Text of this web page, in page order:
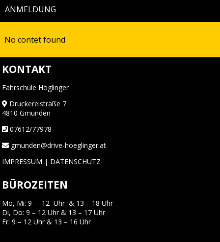
ANMELDUNG
No contet found
KONTAKT
Fahrschule Höglinger
Druckereistraße 7
4810 Gmunden
07612/77978
gmunden@drive-hoeglinger.at
IMPRESSUM | DATENSCHUTZ
BÜROZEITEN
Mo, Mi: 9 – 12 Uhr & 13 – 18 Uhr
Di, Do: 9 – 12 Uhr & 13 – 17 Uhr
Fr: 9 – 12 Uhr & 13 – 16 Uhr